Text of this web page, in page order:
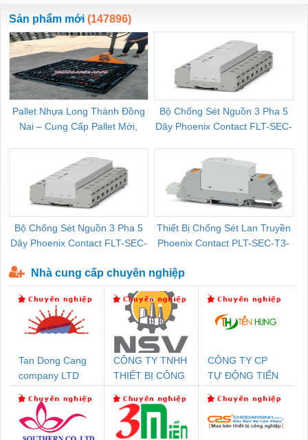
ewara
CHUA CHAY
Sản phẩm mới (147896)
Pallet Nhựa Long Thành Đồng
Nai – Cung Cấp Pallet Mới,
Bộ Chống Sét Nguồn 3 Pha 5
Dây Phoenix Contact FLT-SEC-
Bộ Chống Sét Nguồn 3 Pha 5
Dây Phoenix Contact FLT-SEC-
Thiết Bị Chống Sét Lan Truyền
Phoenix Contact PLT-SEC-T3-
Nhà cung cấp chuyên nghiệp
Tan Dong Cang
company LTD
CÔNG TY TNHH
THIẾT BỊ CÔNG
SETSUBI VIỆT
NAM
CÔNG TY CP
TỰ ĐỘNG TIẾN